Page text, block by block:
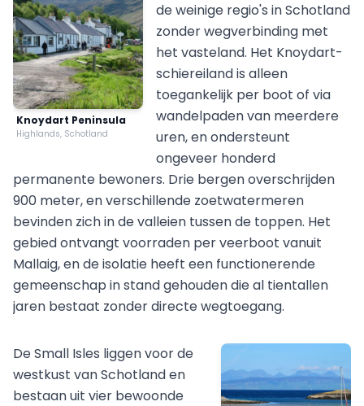
Knoydart Peninsula
Highlands, Schotland
de weinige regio's in Schotland
zonder wegverbinding met
het vasteland. Het Knoydart-
schiereiland is alleen
toegankelijk per boot of via
wandelpaden van meerdere
uren, en ondersteunt
ongeveer honderd
permanente bewoners. Drie bergen overschrijden
900 meter, en verschillende zoetwatermeren
bevinden zich in de valleien tussen de toppen. Het
gebied ontvangt voorraden per veerboot vanuit
Mallaig, en de isolatie heeft een functionerende
gemeenschap in stand gehouden die al tientallen
jaren bestaat zonder directe wegtoegang.
De Small Isles liggen voor de
westkust van Schotland en
bestaan uit vier bewoonde